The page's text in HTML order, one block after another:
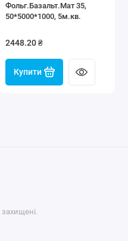
Фольг.Базальт.Мат 35,
50*5000*1000, 5м.кв.
2448.20 ₴
Купити